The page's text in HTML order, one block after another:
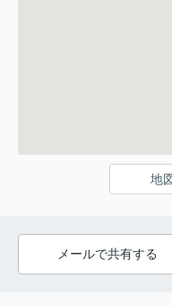
地
メールで共有する